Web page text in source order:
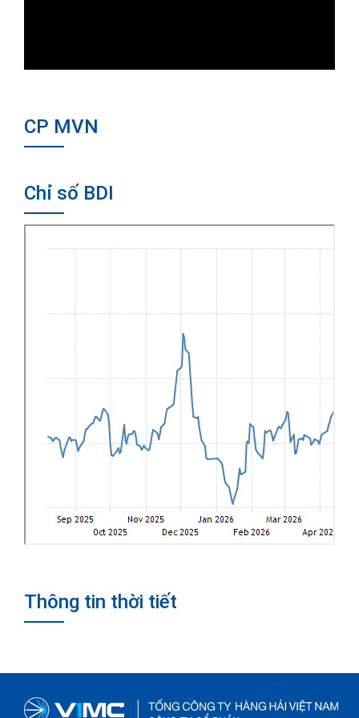
CP MVN
Chỉ số BDI
Thông tin thời tiết